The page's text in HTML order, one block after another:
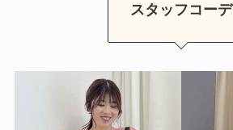
スタッフコーデ